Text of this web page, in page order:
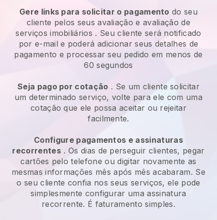
Gere links para solicitar o pagamento do seu
cliente pelos seusavaliação e avaliação de
serviços imobiliários . Seu cliente será notificado
por e-mail e poderá adicionar seus detalhes de
pagamento e processar seu pedido em menos de
60 segundos
Seja pago por cotação . Se um cliente solicitar
um determinado serviço, volte para ele com uma
cotação que ele possa aceitar ou rejeitar
facilmente.
Configure pagamentos e assinaturas
recorrentes . Os dias de perseguir clientes, pegar
cartões pelo telefone ou digitar novamente as
mesmas informações mês após mês acabaram. Se
o seu cliente confia nos seus serviços, ele pode
simplesmente configurar uma assinatura
recorrente. É faturamento simples.